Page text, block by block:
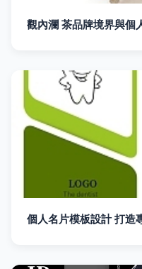
觀內瀾 茶品牌境界與個
個人名片模板設計 打造